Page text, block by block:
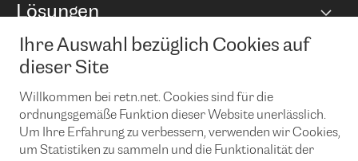
Ihre Auswahl bezüglich Cookies auf
dieser Site
Willkommen bei retn.net. Cookies sind für die
ordnungsgemäße Funktion dieser Website unerlässlich.
Um Ihre Erfahrung zu verbessern, verwenden wir Cookies,
um Statistiken zu sammeln und die Funktionalität der
Peering-Richtlinie
Looking glass
Internet Anbindung
Ethernet und VPN
Remote IX
CLOUD CONNECT-Dienst
DDoS-Schutz
Flex IX
Lösungen
Managed Global Private Network
Lösungen mit BGP (Border Gateway Protocol)
TRANSKZ
Cybersicherheit
News und Events
Möchten Sie mit uns in Verbindung bleiben?
Email